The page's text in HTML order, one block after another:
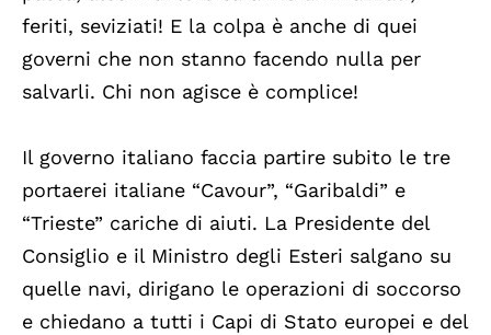
feriti, seviziati! E la colpa è anche di quei
governi che non stanno facendo nulla per
salvarli. Chi non agisce è complice!
Il governo italiano faccia partire subito le tre
portaerei italiane “Cavour”, “Garibaldi” e
“Trieste” cariche di aiuti. La Presidente del
Consiglio e il Ministro degli Esteri salgano su
quelle navi, dirigano le operazioni di soccorso
e chiedano a tutti i Capi di Stato europei e del